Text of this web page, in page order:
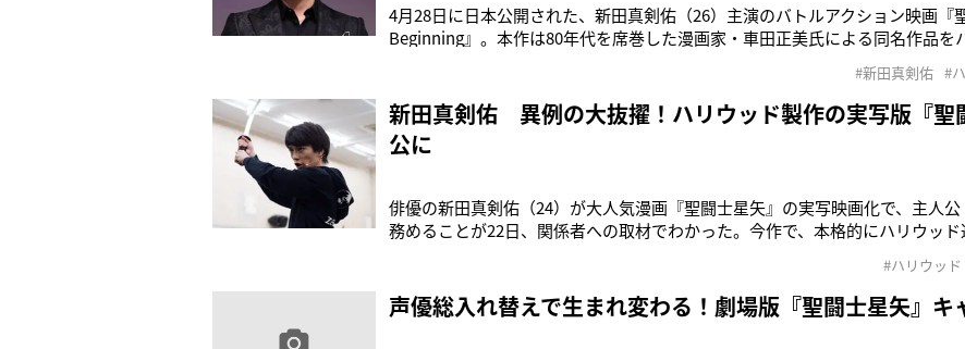
4月28日に日本公開された、新田真剣佑（26）主演のバトルアクション映画『
Beginning』。本作は80年代を席巻した漫画家・車田正美氏による同名作品を
ケ”の窮地に陥っているというのだ。日本ではアニメ映画『ザ・スーパーマリ
ー』と鈴木亮平（40）主
#新田真剣佑 #
新田真剣佑 異例の大抜擢！ハリウッド製作の実写版『聖
公に
俳優の新田真剣佑（24）が大人気漫画『聖闘士星矢』の実写映画化で、主人
務めることが22日、関係者への取材でわかった。今作で、本格的にハリウッド
で連載され、刊行されたコミックスは全28巻。そしてシリーズ累計発行部数
記録している。また
#ハリウッド
声優総入れ替えで生まれ変わる！劇場版『聖闘士星矢』キ